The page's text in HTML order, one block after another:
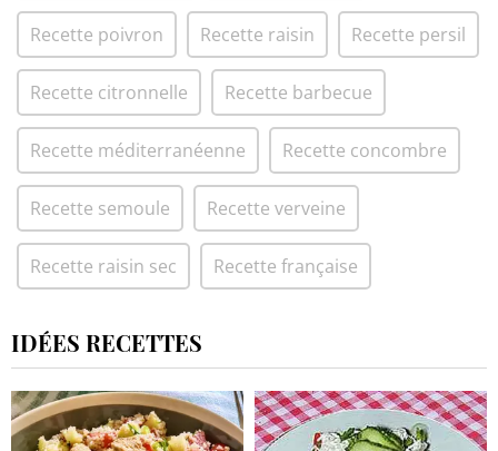
Recette poivron Recette raisin Recette persil
Recette citronnelle Recette barbecue
Recette méditerranéenne Recette concombre
Recette semoule Recette verveine
Recette raisin sec Recette française
IDÉES RECETTES